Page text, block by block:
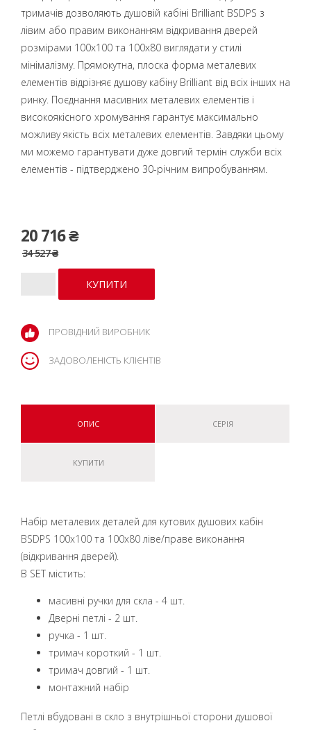
тримачів дозволяють душовій кабіні Brilliant BSDPS з
лівим або правим виконанням відкривання дверей
розмірами 100x100 та 100x80 виглядати у стилі
мінімалізму. Прямокутна, плоска форма металевих
елементів відрізняє душову кабіну Brilliant від всіх інших на
ринку. Поєднання масивних металевих елементів і
високоякісного хромування гарантує максимально
можливу якість всіх металевих елементів. Завдяки цьому
ми можемо гарантувати дуже довгий термін служби всіх
елементів - підтверджено 30-річним випробуванням.
20 716 ₴
34 527 ₴
ПРОВІДНИЙ ВИРОБНИК
ЗАДОВОЛЕНІСТЬ КЛІЄНТІВ
ОПИС СЕРІЯ
КУПИТИ
Набір металевих деталей для кутових душових кабін
BSDPS 100x100 та 100x80 ліве/праве виконання
(відкривання дверей).
B SET містить:
масивні ручки для скла - 4 шт.
Дверні петлі - 2 шт.
ручка - 1 шт.
тримач короткий - 1 шт.
тримач довгий - 1 шт.
монтажний набір
Петлі вбудовані в скло з внутрішньої сторони душової